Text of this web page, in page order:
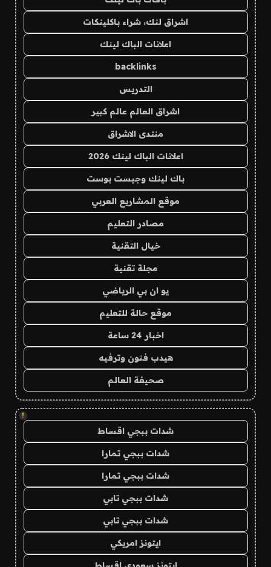
اشراق لنك، شراء باكلينكات
اعلانات الباك لينك
backlinks
التدريس
اشراق العالم عالم كبير
منتدى الاشراق
اعلانات الباك لينك 2026
باك لينك وجيست بوست
موقع المشاريع العربي
مصادر التعليم
خيال التقنية
مجلة تقنية
يو ان بي الرياضي
موقع حالة للتعليم
اخبار 24 ساعة
هيدب فنون وترفيه
صحيفة العالم
!
شدات ببجي اقساط
شدات ببجي تمارا
شدات ببجي تمارا
شدات ببجي تابي
شدات ببجي تابي
ايتونز امريكي